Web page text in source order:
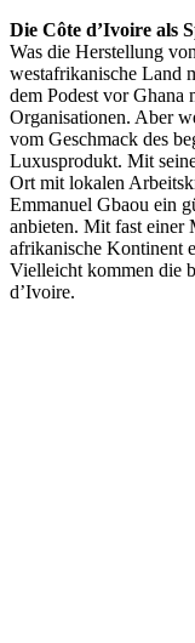
Die Côte d’Ivoire als
Was die Herstellung
westafrikanische Land
dem Podest vor Ghana
Organisationen. Aber
vom Geschmack des
Luxusprodukt. Mit
Ort mit lokalen
Emmanuel Gbaou ein
anbieten. Mit fast einer
afrikanische Kontinent
Vielleicht kommen die
d’Ivoire.